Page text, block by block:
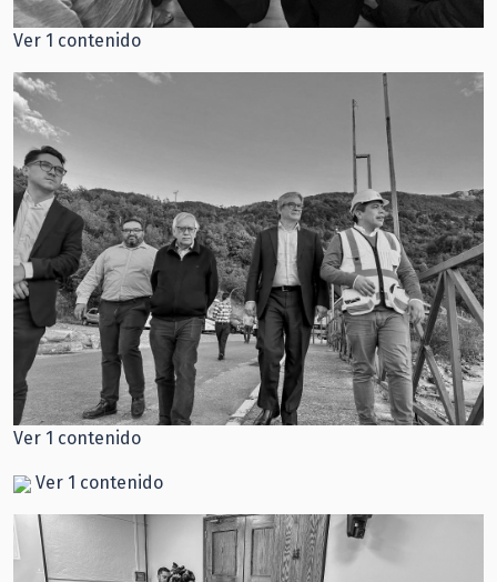
Ver 1 contenido
Ver 1 contenido
Ver 1 contenido